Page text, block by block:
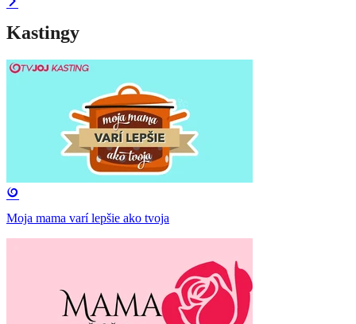
Kastingy
Moja mama varí lepšie ako tvoja